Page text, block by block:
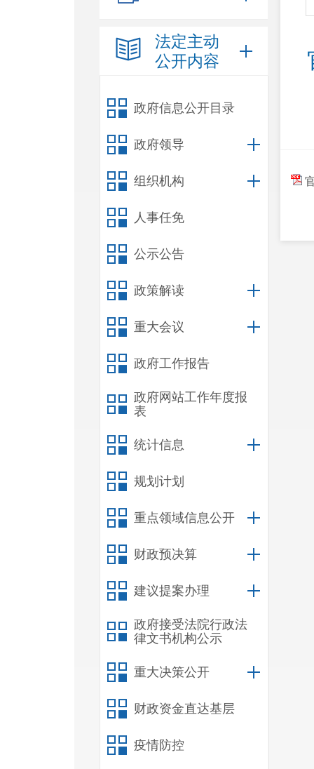
法定主动
公开内容
政府信息公开目录
政府领导
组织机构
人事任免
公示公告
政策解读
重大会议
政府工作报告
政府网站工作年度报
表
统计信息
规划计划
重点领域信息公开
财政预决算
建议提案办理
政府接受法院行政法
律文书机构公示
重大决策公开
财政资金直达基层
疫情防控